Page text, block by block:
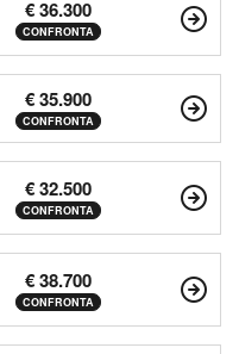
€ 36.300
CONFRONTA
€ 35.900
CONFRONTA
€ 32.500
CONFRONTA
€ 38.700
CONFRONTA